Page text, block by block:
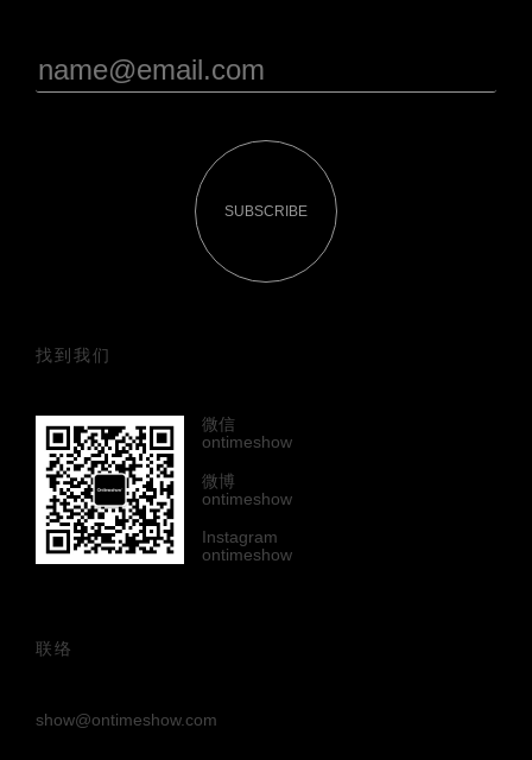
SUBSCRIBE
找到我们
微信
ontimeshow
微博
ontimeshow
Instagram
ontimeshow
联络
show@ontimeshow.com